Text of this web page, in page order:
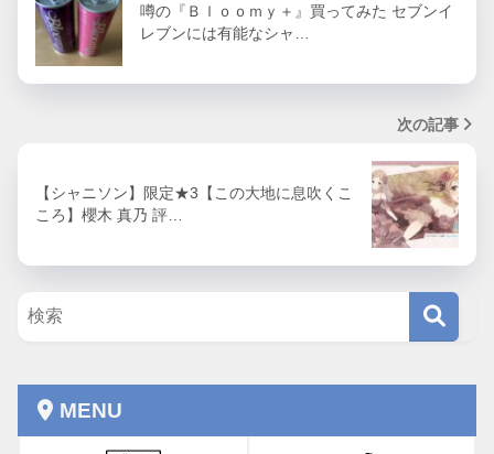
噂の『Ｂｌｏｏｍｙ＋』買ってみた セブンイ
レブンには有能なシャ…
次の記事
【シャニソン】限定★3【この大地に息吹くこ
ころ】櫻木 真乃 評…
MENU